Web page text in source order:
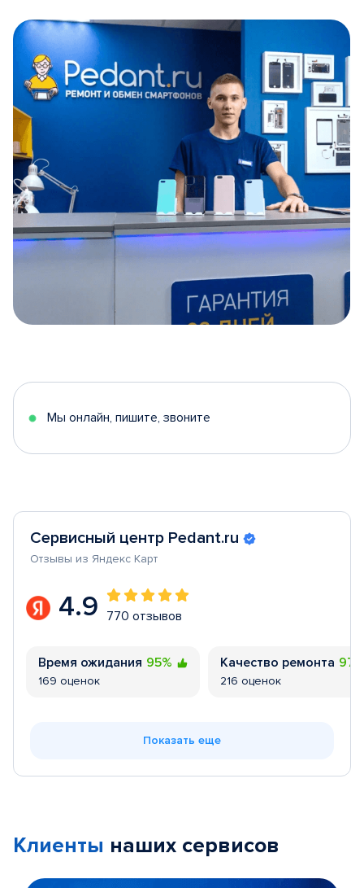
5
Мы онлайн, пишите, звоните
Сервисный центр Pedant.ru
Отзывы из Яндекс Карт
4.9 770 отзывов
Время ожидания 95%
169 оценок
Качество ремонта
216 оценок
Показать еще
Клиенты наших сервисов